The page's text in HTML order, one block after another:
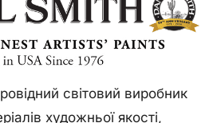
світовий виробник
художньої якості,